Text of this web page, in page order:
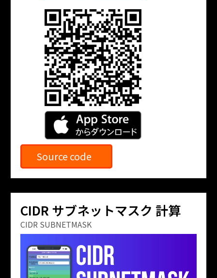
Source code
CIDR サブネットマスク 計算
CIDR SUBNETMASK